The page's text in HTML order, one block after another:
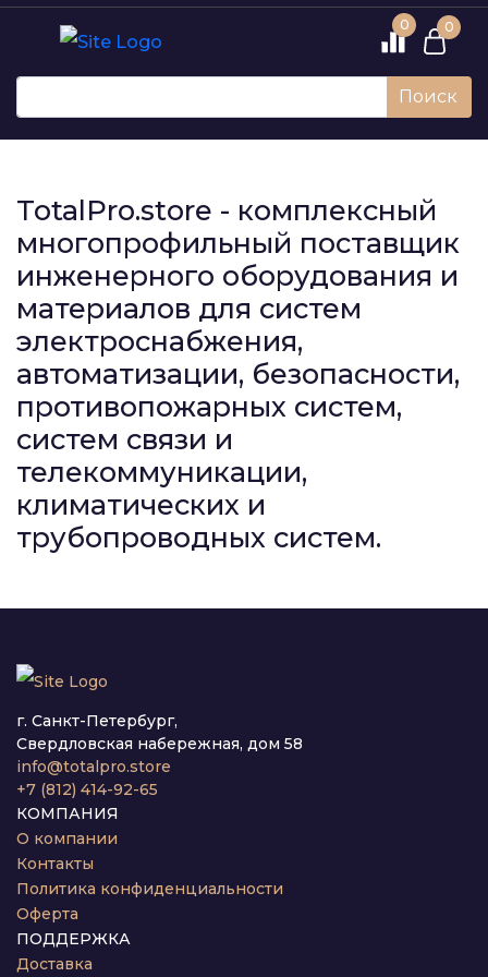
0 0
Поиск
TotalPro.store - комплексный
многопрофильный поставщик
инженерного оборудования и
материалов для систем
электроснабжения,
автоматизации, безопасности,
противопожарных систем,
систем связи и
телекоммуникации,
климатических и
трубопроводных систем.
г. Санкт-Петербург,
Свердловская набережная, дом 58
info@totalpro.store
+7 (812) 414-92-65
КОМПАНИЯ
О компании
Контакты
Политика конфиденциальности
Оферта
ПОДДЕРЖКА
Доставка